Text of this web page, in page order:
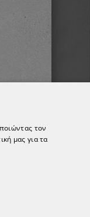
τον
μας για τα